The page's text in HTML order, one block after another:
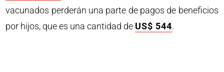
vacunados perderán una parte de pagos de beneficios
por hijos, que es una cantidad de US$ 544.